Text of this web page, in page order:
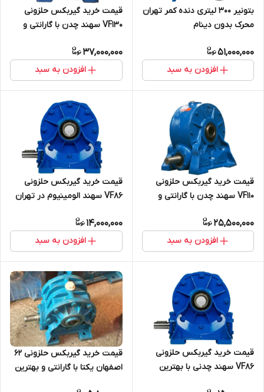
بتونیر 300 لیتری دنده کمر تهران
محرک بدون دینام
51,000,000
افزودن به سبد
قیمت خرید گیربکس حلزونی
VF130 سهند چدن با گارانتی و
37,000,000
افزودن به سبد
قیمت خرید گیربکس حلزونی
VF110 سهند چدن با گارانتی و
25,500,000
افزودن به سبد
قیمت خرید گیربکس حلزونی
VF86 سهند الومینیوم در تهران
14,000,000
افزودن به سبد
قیمت خرید گیربکس حلزونی
VF86 سهند چدنی با بهترین
قیمت خرید گیربکس حلزونی 62
اصفهان یکتا با گارانتی و بهترین